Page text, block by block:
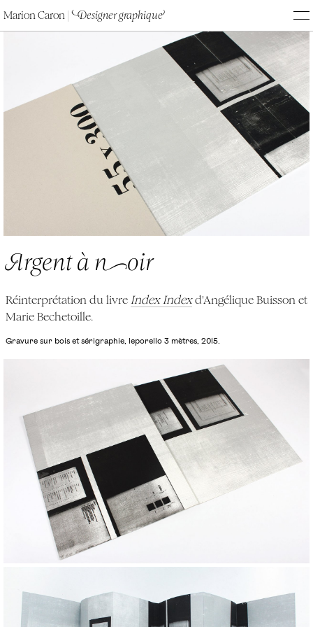
Marion Caron Designer graphique
Argent à noir
Réinterprétation du livreIndex Indexd'Angélique Buisson et
Marie Bechetoille.
Gravure sur bois et sérigraphie, leporello 3 mètres, 2015.